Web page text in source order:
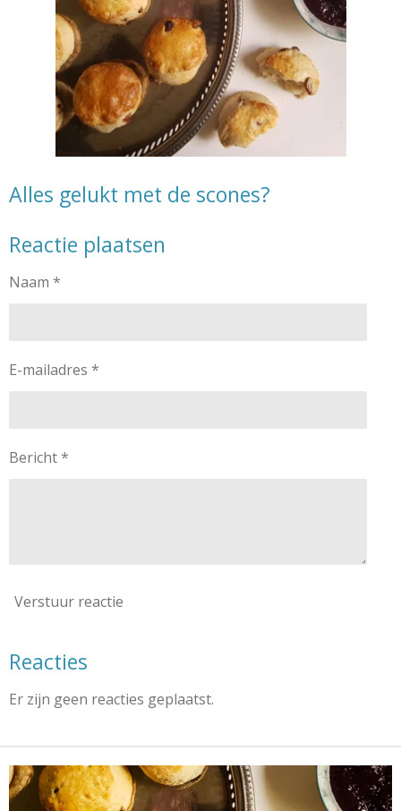
Alles gelukt met de scones?
Reactie plaatsen
Naam *
E-mailadres *
Bericht *
Verstuur reactie
Reacties
Er zijn geen reacties geplaatst.